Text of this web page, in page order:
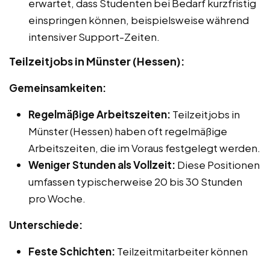
erwartet, dass Studenten bei Bedarf kurzfristig
einspringen können, beispielsweise während
intensiver Support-Zeiten.
Teilzeitjobs in Münster (Hessen):
Gemeinsamkeiten:
Regelmäßige Arbeitszeiten: Teilzeitjobs in
Münster (Hessen) haben oft regelmäßige
Arbeitszeiten, die im Voraus festgelegt werden.
Weniger Stunden als Vollzeit: Diese Positionen
umfassen typischerweise 20 bis 30 Stunden
pro Woche.
Unterschiede:
Feste Schichten: Teilzeitmitarbeiter können